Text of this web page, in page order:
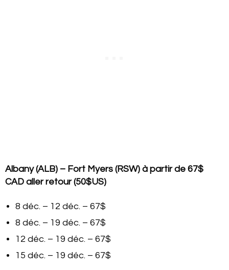
Albany (ALB) – Fort Myers (RSW) à partir de 67$
CAD aller retour (50$US)
8 déc. – 12 déc. – 67$
8 déc. – 19 déc. – 67$
12 déc. – 19 déc. – 67$
15 déc. – 19 déc. – 67$